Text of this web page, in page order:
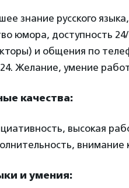
знание русского
юмора, доступность
и общения по
Желание, умение
качества:
высокая
внимание
и умения: